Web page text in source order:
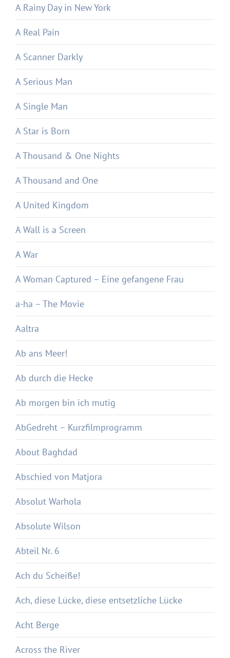
A Rainy Day in New York
A Real Pain
A Scanner Darkly
A Serious Man
A Single Man
A Star is Born
A Thousand & One Nights
A Thousand and One
A United Kingdom
A Wall is a Screen
A War
A Woman Captured – Eine gefangene Frau
a-ha – The Movie
Aaltra
Ab ans Meer!
Ab durch die Hecke
Ab morgen bin ich mutig
AbGedreht – Kurzfilmprogramm
About Baghdad
Abschied von Matjora
Absolut Warhola
Absolute Wilson
Abteil Nr. 6
Ach du Scheiße!
Ach, diese Lücke, diese entsetzliche Lücke
Acht Berge
Across the River